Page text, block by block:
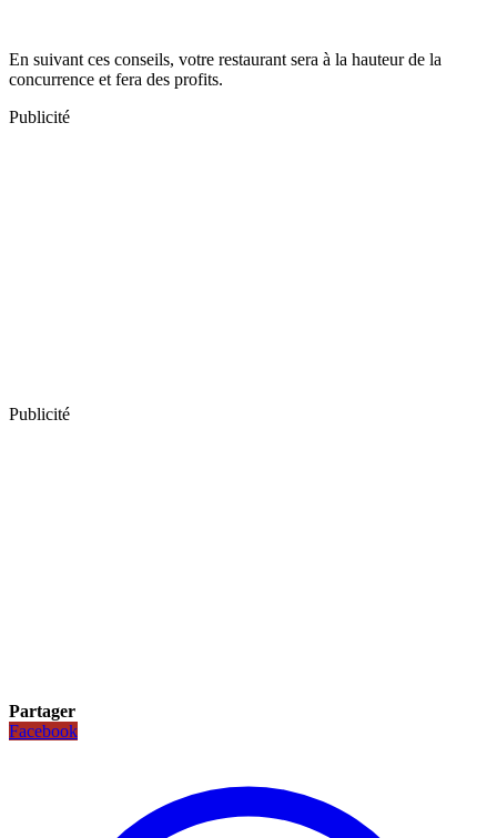
En suivant ces conseils, votre restaurant sera à la hauteur de la
concurrence et fera des profits.
Publicité
Publicité
Partager
Facebook